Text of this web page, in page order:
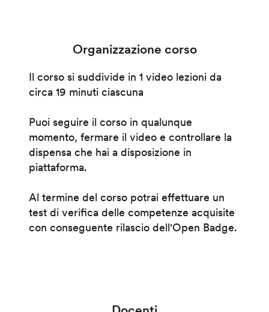
Organizzazione corso
Il corso si suddivide in 1 video lezioni da
circa 19 minuti ciascuna
Puoi seguire il corso in qualunque
momento, fermare il video e controllare la
dispensa che hai a disposizione in
piattaforma.
Al termine del corso potrai effettuare un
test di verifica delle competenze acquisite
con conseguente rilascio dell'Open Badge.